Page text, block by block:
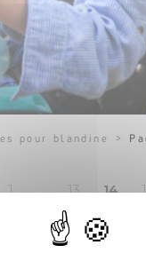
pour blandine >
Page
1 … Page
13 Page
14